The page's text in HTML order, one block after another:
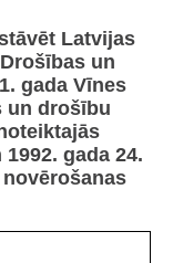
Latvijas
un
gada Vīnes
un drošību
gada 24.